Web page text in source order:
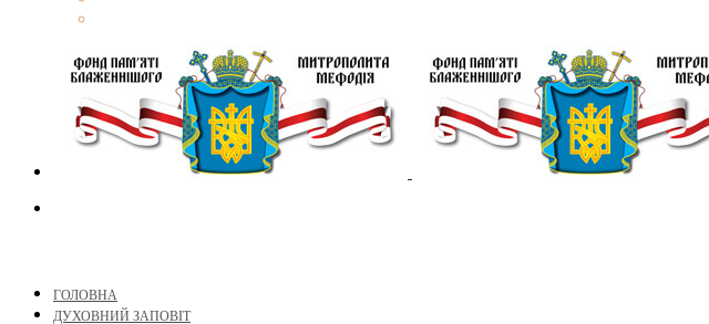
ГОЛОВНА
ДУХОВНИЙ ЗАПОВІТ